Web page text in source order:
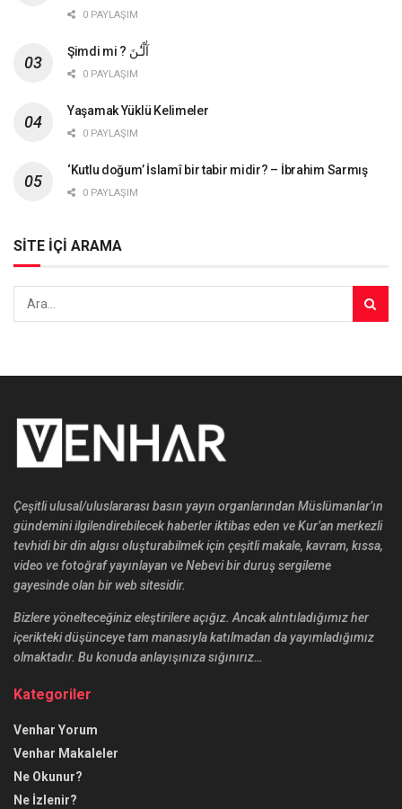
0 PAYLAŞIM
Şimdi mi ? آٰلْـٰٔنَ
0 PAYLAŞIM
Yaşamak Yüklü Kelimeler
0 PAYLAŞIM
‘Kutlu doğum’ İslamî bir tabir midir? – İbrahim Sarmış
0 PAYLAŞIM
SİTE İÇİ ARAMA
Çeşitli ulusal/uluslararası basın yayın organlarından Müslümanlar’ın
gündemini ilgilendirebilecek haberler iktibas eden ve Kur’an merkezli
tevhidi bir din algısı oluşturabilmek için çeşitli makale, kavram, kıssa,
video ve fotoğraf yayınlayan ve Nebevi bir duruş sergileme
gayesinde olan bir web sitesidir.
Bizlere yönelteceğiniz eleştirilere açığız. Ancak alıntıladığımız her
içerikteki düşünceye tam manasıyla katılmadan da yayımladığımız
olmaktadır. Bu konuda anlayışınıza sığınırız…
Kategoriler
Venhar Yorum
Venhar Makaleler
Ne Okunur?
Ne İzlenir?